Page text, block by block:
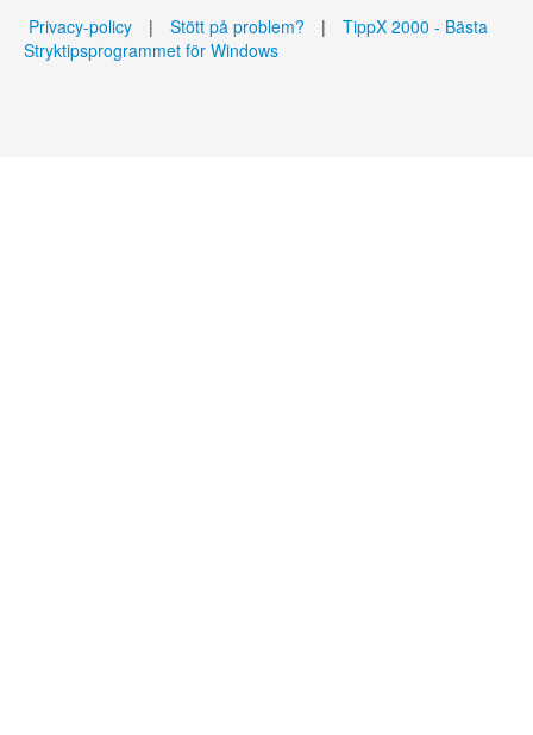
Privacy-policy
| Stött på problem? |
TippX 2000 - Bästa
Stryktipsprogrammet för Windows